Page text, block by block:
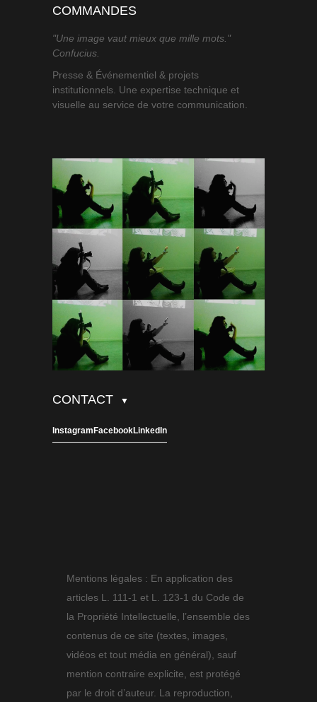
COMMANDES
"Une image vaut mieux que mille mots."
Confucius.
Presse & Événementiel & projets
institutionnels. Une expertise technique et
visuelle au service de votre communication.
CONTACT ▼
Instagram FacebookLinkedIn
Mentions légales : En application des
articles L. 111-1 et L. 123-1 du Code de
la Propriété Intellectuelle, l’ensemble des
contenus de ce site (textes, images,
vidéos et tout média en général), sauf
mention contraire explicite, est protégé
par le droit d’auteur. La reproduction,